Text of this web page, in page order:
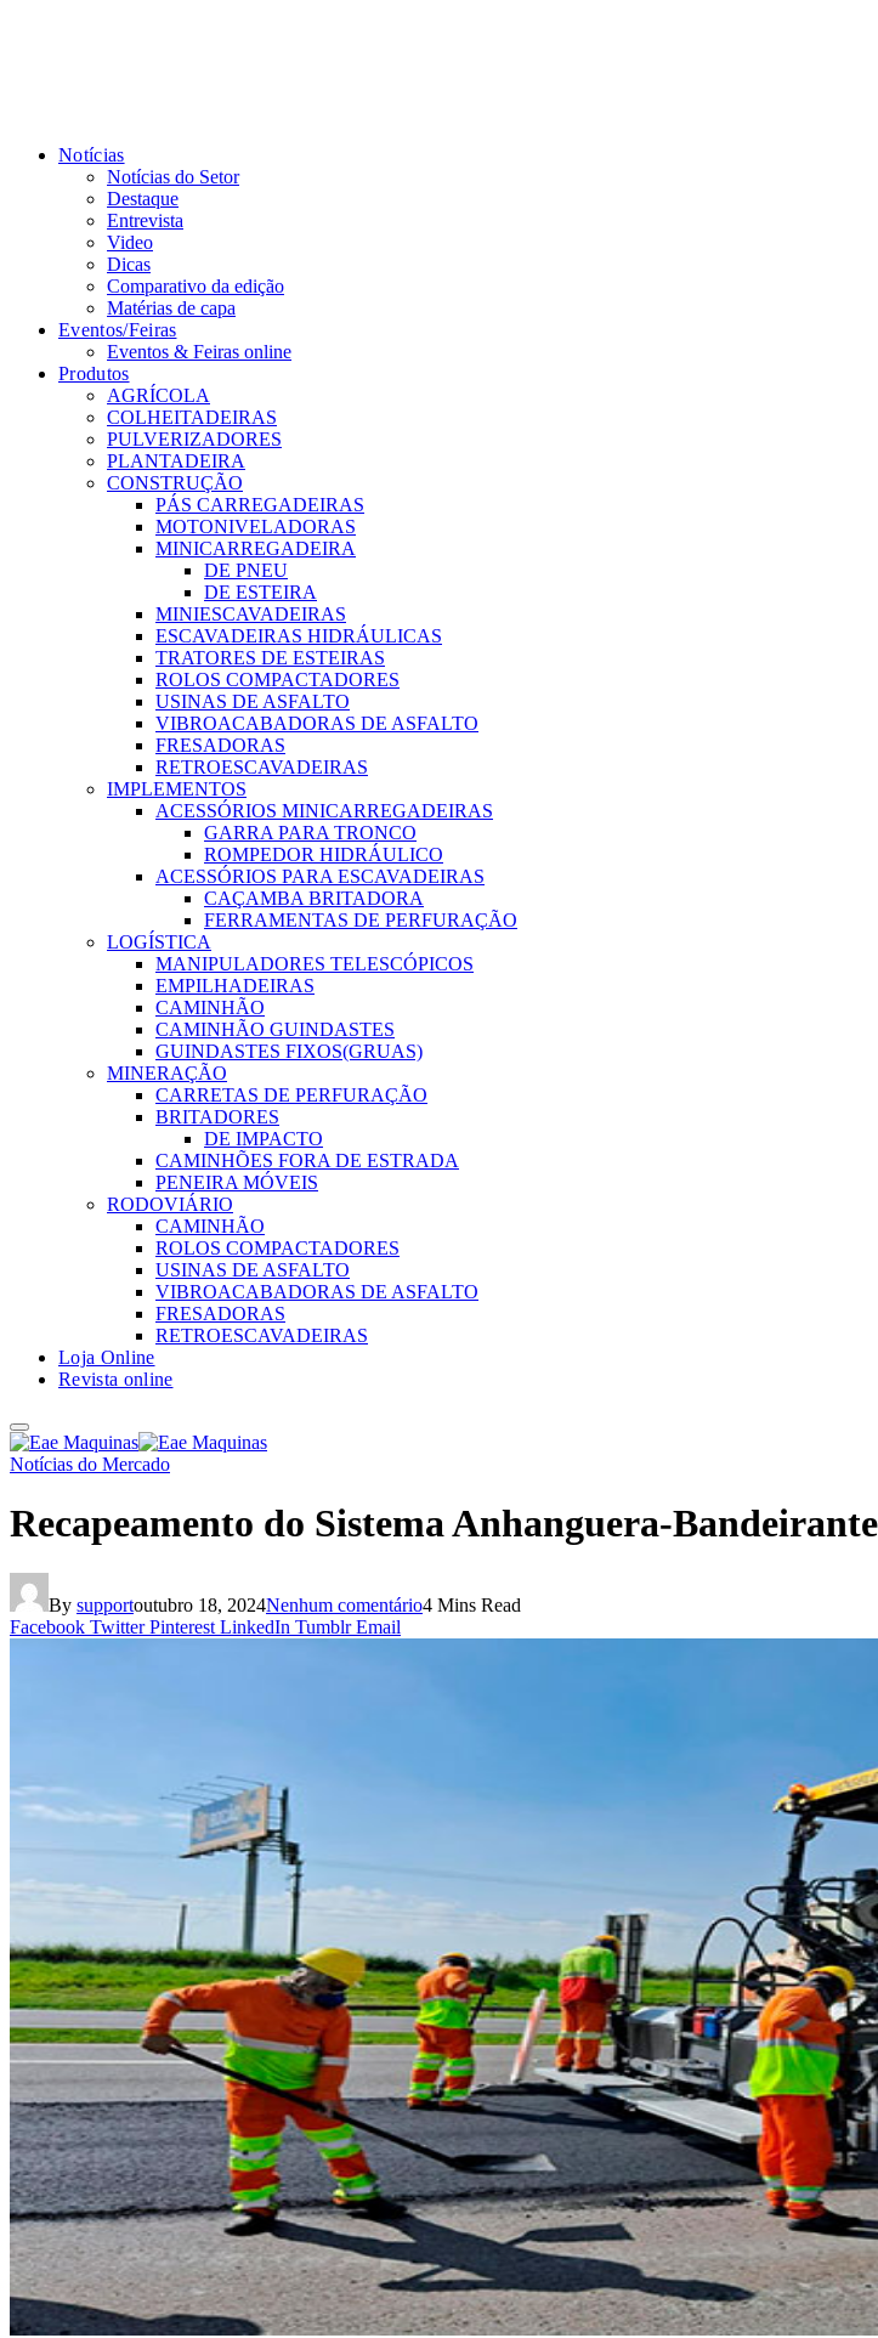
Notícias
Notícias do Setor
Destaque
Entrevista
Video
Dicas
Comparativo da edição
Matérias de capa
Eventos/Feiras
Eventos & Feiras online
Produtos
AGRÍCOLA
COLHEITADEIRAS
PULVERIZADORES
PLANTADEIRA
CONSTRUÇÃO
PÁS CARREGADEIRAS
MOTONIVELADORAS
MINICARREGADEIRA
DE PNEU
DE ESTEIRA
MINIESCAVADEIRAS
ESCAVADEIRAS HIDRÁULICAS
TRATORES DE ESTEIRAS
ROLOS COMPACTADORES
USINAS DE ASFALTO
VIBROACABADORAS DE ASFALTO
FRESADORAS
RETROESCAVADEIRAS
IMPLEMENTOS
ACESSÓRIOS MINICARREGADEIRAS
GARRA PARA TRONCO
ROMPEDOR HIDRÁULICO
ACESSÓRIOS PARA ESCAVADEIRAS
CAÇAMBA BRITADORA
FERRAMENTAS DE PERFURAÇÃO
LOGÍSTICA
MANIPULADORES TELESCÓPICOS
EMPILHADEIRAS
CAMINHÃO
CAMINHÃO GUINDASTES
GUINDASTES FIXOS(GRUAS)
MINERAÇÃO
CARRETAS DE PERFURAÇÃO
BRITADORES
DE IMPACTO
CAMINHÕES FORA DE ESTRADA
PENEIRA MÓVEIS
RODOVIÁRIO
CAMINHÃO
ROLOS COMPACTADORES
USINAS DE ASFALTO
VIBROACABADORAS DE ASFALTO
FRESADORAS
RETROESCAVADEIRAS
Loja Online
Revista online
Notícias do Mercado
Recapeamento do Sistema Anhanguera-
By supportoutubro 18, 2024Nenhum comentário4 Mins Read
Facebook Twitter Pinterest LinkedIn Tumblr Email